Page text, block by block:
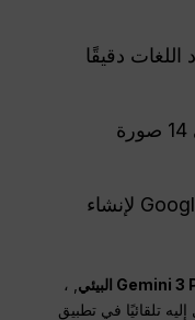
اللغات دقيقًا
: دمج ما يصل إلى 14 صورة
: يدمج بحث Google لإنشاء
, ،
تلقائيًا في تطبيق